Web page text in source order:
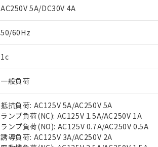
AC250V 5A/DC30V 4A
50/60Hz
1c
一般負荷
抵抗負荷: AC125V 5A/AC250V 5A
ランプ負荷(NC): AC125V 1.5A/AC250V 1A
ランプ負荷(NO): AC125V 0.7A/AC250V 0.5A
誘導負荷: AC125V 3A/AC250V 2A